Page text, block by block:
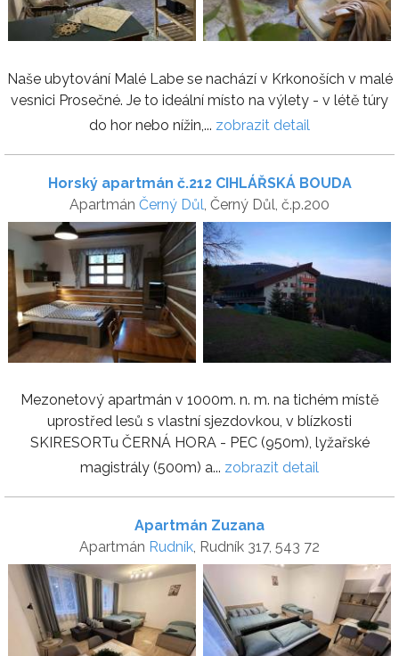
Naše ubytování Malé Labe se nachází v Krkonoších v malé
vesnici Prosečné. Je to ideální místo na výlety - v létě túry
do hor nebo nížin,... zobrazit detail
Horský apartmán č.212 CIHLÁŘSKÁ BOUDA
Apartmán Černý Důl , Černý Důl, č.p.200
Mezonetový apartmán v 1000m. n. m. na tichém místě
uprostřed lesů s vlastní sjezdovkou, v blízkosti
SKIRESORTu ČERNÁ HORA - PEC (950m), lyžařské
magistrály (500m) a... zobrazit detail
Apartmán Zuzana
Apartmán Rudník , Rudník 317, 543 72